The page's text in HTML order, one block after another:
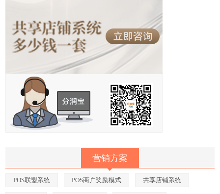
营销方案
POS联盟系统 POS商户奖励模式 共享店铺系统